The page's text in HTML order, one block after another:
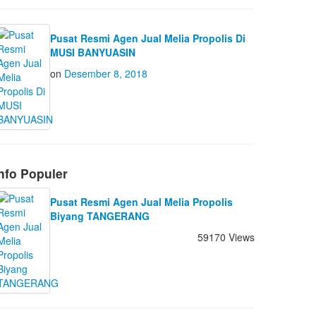
Pusat Resmi Agen Jual Melia Propolis Di
MUSI BANYUASIN
on Desember 8, 2018
Populer
Pusat Resmi Agen Jual Melia Propolis
Biyang TANGERANG
59170 Views